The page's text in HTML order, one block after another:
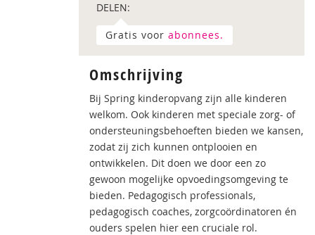
DELEN:
Gratis voor abonnees.
Omschrijving
Bij Spring kinderopvang zijn alle kinderen
welkom. Ook kinderen met speciale zorg- of
ondersteuningsbehoeften bieden we kansen,
zodat zij zich kunnen ontplooien en
ontwikkelen. Dit doen we door een zo
gewoon mogelijke opvoedingsomgeving te
bieden. Pedagogisch professionals,
pedagogisch coaches, zorgcoördinatoren én
ouders spelen hier een cruciale rol.